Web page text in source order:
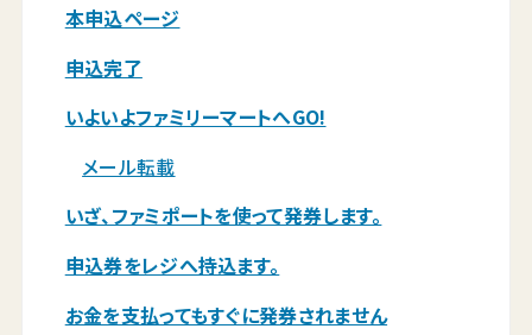
本申込ページ
申込完了
いよいよファミリーマートへGO!
メール転載
いざ、ファミポートを使って発券します。
申込券をレジへ持込ます。
お金を支払ってもすぐに発券されません